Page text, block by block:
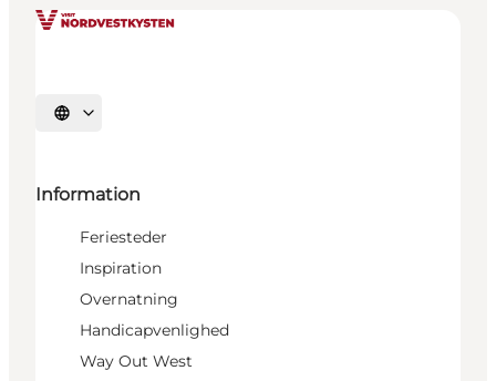
Vælg sprog
Information
Feriesteder
Inspiration
Overnatning
Handicapvenlighed
Way Out West